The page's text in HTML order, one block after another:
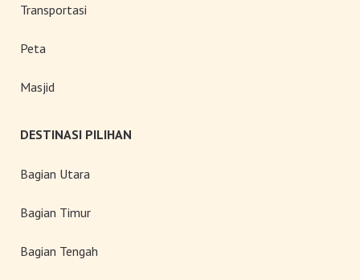
Transportasi
Peta
Masjid
DESTINASI PILIHAN
Bagian Utara
Bagian Timur
Bagian Tengah